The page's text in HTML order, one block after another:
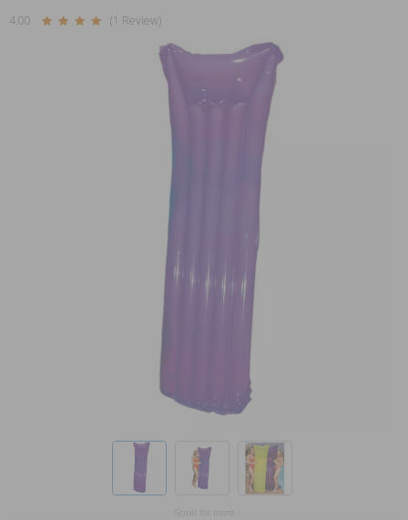
4.00 (1 Review)
Scroll for more